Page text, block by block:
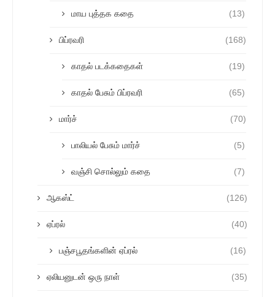
மாய புத்தக கதை (13)
பிப்ரவரி (168)
காதல் படக்கதைகள் (19)
காதல் பேசும் பிப்ரவரி (65)
மார்ச் (70)
பாலியல் பேசும் மார்ச் (5)
வஞ்சி சொல்லும் கதை (7)
ஆகஸ்ட் (126)
ஏப்ரல் (40)
பஞ்சபூதங்களின் ஏப்ரல் (16)
ஏலியனுடன் ஒரு நாள் (35)